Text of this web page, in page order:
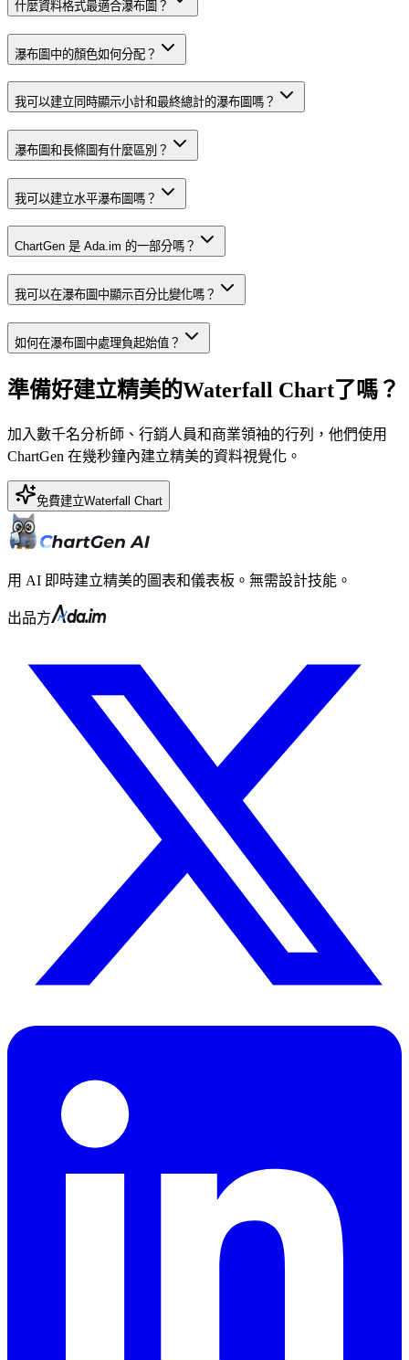
什麼資料格式最適合瀑布圖？
瀑布圖中的顏色如何分配？
我可以建立同時顯示小計和最終總計的瀑布圖嗎？
瀑布圖和長條圖有什麼區別？
我可以建立水平瀑布圖嗎？
ChartGen 是 Ada.im 的一部分嗎？
我可以在瀑布圖中顯示百分比變化嗎？
如何在瀑布圖中處理負起始值？
準備好建立精美的Waterfall Chart了嗎？
加入數千名分析師、行銷人員和商業領袖的行列，他們使用
ChartGen 在幾秒鐘內建立精美的資料視覺化。
免費建立Waterfall Chart
用 AI 即時建立精美的圖表和儀表板。無需設計技能。
出品方